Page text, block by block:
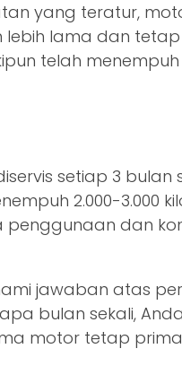
yang teratur,
lama dan
telah
setiap 3 bulan
2.000-3.000
dan
jawaban atas
bulan sekali,
motor tetap